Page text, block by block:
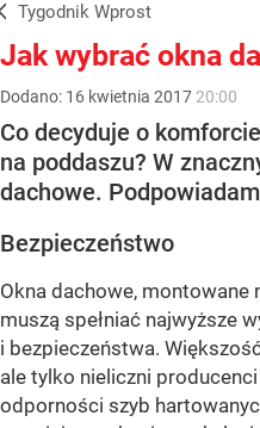
Tygodnik Wprost
Jak wybrać okna
Dodano: 16 kwietnia 2017 20:00
Co decyduje o
na poddaszu? W
dachowe.
Bezpieczeństwo
Okna dachowe, montowane
muszą spełniać najwyższe
i bezpieczeństwa.
ale tylko nieliczni
odporności szyb